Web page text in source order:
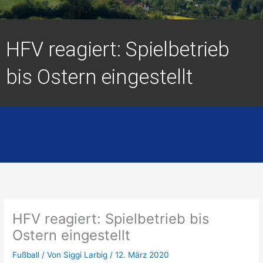
HFV reagiert: Spielbetrieb
bis Ostern eingestellt
HFV reagiert: Spielbetrieb bis
Ostern eingestellt
Fußball / Von Siggi Larbig/12. März 2020